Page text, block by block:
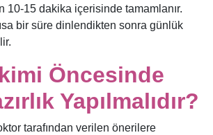
10-15 dakika içerisinde tamamlanır.
bir süre dinlendikten sonra günlük
Öncesinde
Yapılmalıdır?
tarafından verilen önerilere